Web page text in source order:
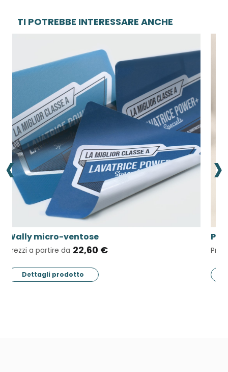
TI POTREBBE INTERESSARE ANCHE
Porta depliant
Prezzi a partire da 3,60 €
Dettagli prodotto
‹ ›